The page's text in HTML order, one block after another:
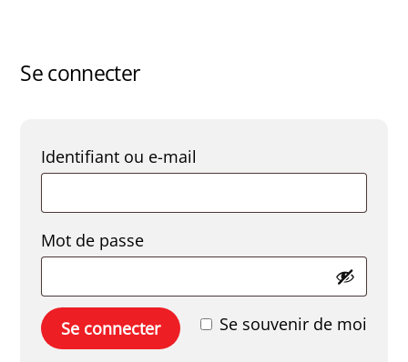
Se connecter
Identifiant ou e-mail
Mot de passe
Se souvenir de moi
Se connecter